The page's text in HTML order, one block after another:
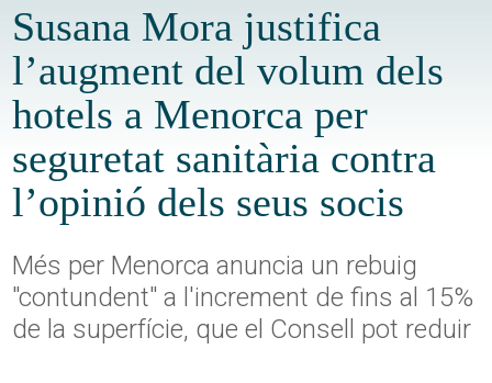
Susana Mora justifica
l’augment del volum dels
hotels a Menorca per
seguretat sanitària contra
l’opinió dels seus socis
Més per Menorca anuncia un rebuig
"contundent" a l'increment de fins al 15%
de la superfície, que el Consell pot reduir